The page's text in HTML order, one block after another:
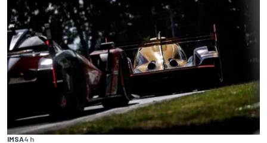
IMSA4 h